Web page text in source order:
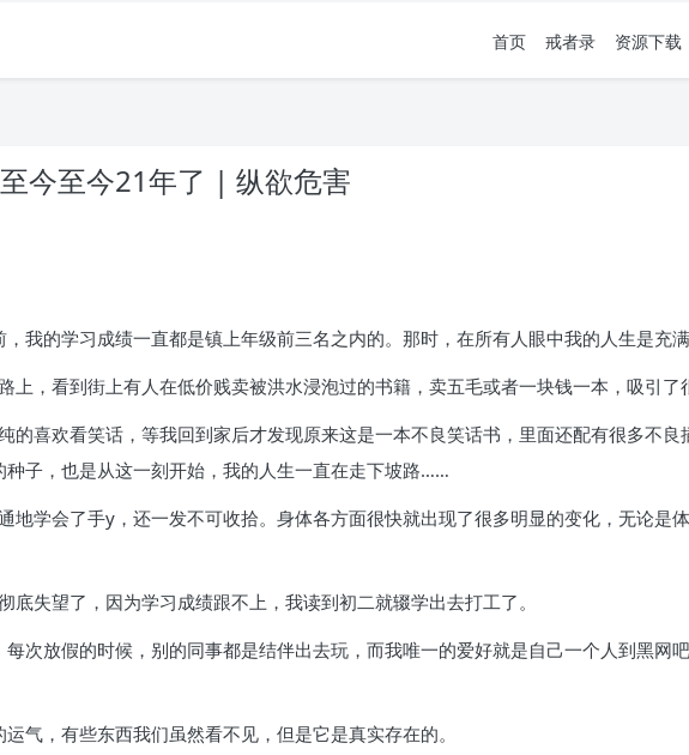
首页 戒者录 资源下载
今至今21年了 | 纵欲危害
我的学习成绩一直都是镇上年级前三名之内的。那时，在所有人眼中我的人生是充满
，看到街上有人在低价贱卖被洪水浸泡过的书籍，卖五毛或者一块钱一本，吸引了
喜欢看笑话，等我回到家后才发现原来这是一本不良笑话书，里面还配有很多不良
子，也是从这一刻开始，我的人生一直在走下坡路……
学会了手y，还一发不可收拾。身体各方面很快就出现了很多明显的变化，无论是
失望了，因为学习成绩跟不上，我读到初二就辍学出去打工了。
次放假的时候，别的同事都是结伴出去玩，而我唯一的爱好就是自己一个人到黑网
气，有些东西我们虽然看不见，但是它是真实存在的。